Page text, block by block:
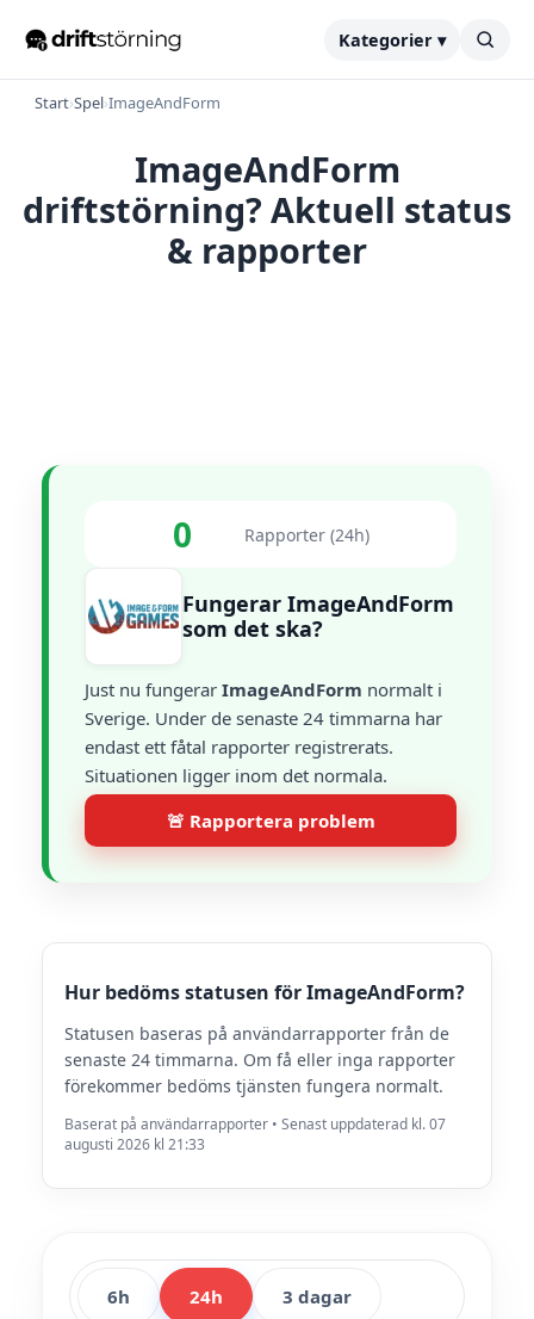
Kategorier ▾
Start›Spel›ImageAndForm
ImageAndForm
driftstörning? Aktuell status
& rapporter
0 Rapporter (24h)
Fungerar ImageAndForm
som det ska?
Just nu fungerar ImageAndForm normalt i
Sverige. Under de senaste 24 timmarna har
endast ett fåtal rapporter registrerats.
Situationen ligger inom det normala.
🚨 Rapportera problem
Hur bedöms statusen för ImageAndForm?
Statusen baseras på användarrapporter från de
senaste 24 timmarna. Om få eller inga rapporter
förekommer bedöms tjänsten fungera normalt.
Baserat på användarrapporter • Senast uppdaterad kl. 07
augusti 2026 kl 21:33
6h 24h 3 dagar